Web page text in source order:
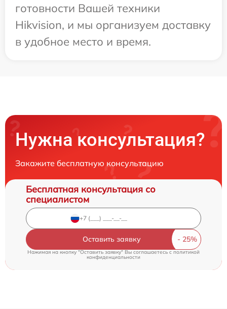
готовности Вашей техники
Hikvision, и мы организуем доставку
в удобное место и время.
Нужна консультация?
Закажите бесплатную консультацию
Бесплатная консультация со
специалистом
Оставить заявку
Нажимая на кнопку "Оставить заявку" Вы соглашаетесь cполитикой
конфиденциальности